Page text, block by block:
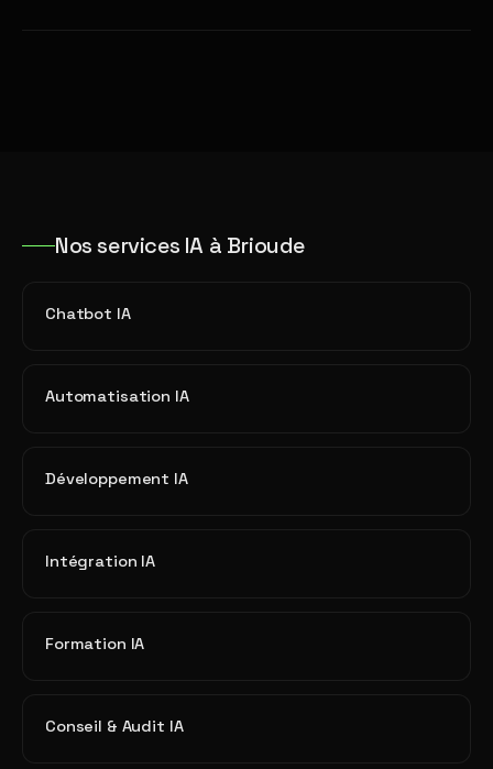
Nos services IA à Brioude
Chatbot IA
Automatisation IA
Développement IA
Intégration IA
Formation IA
Conseil & Audit IA